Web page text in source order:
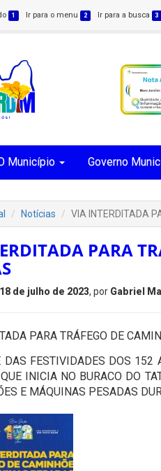
1 Ir para o menu 2 Ir para a busca 3
Município Governo
Notícias VIA INTERDITADA
PARA
18 de julho de 2023, por Gabriel
PARA TRÁFEGO DE
DAS FESTIVIDADES DOS
INICIA NO BURACO DO
E MÁQUINAS PESADAS